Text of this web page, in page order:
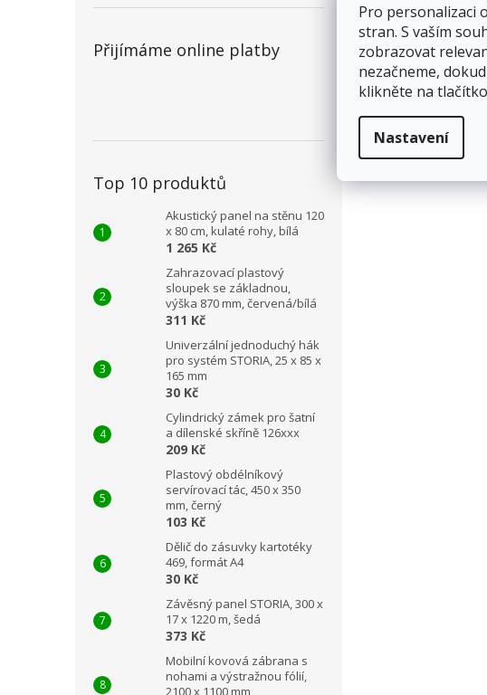
Pro personalizaci
stran. S vaším
zobrazovat
nezačneme,
klikněte na
Nastavení
Přijímáme online platby
Top 10 produktů
Akustický panel na stěnu 120
x 80 cm, kulaté rohy, bílá
1 265 Kč
Zahrazovací plastový
sloupek se základnou,
výška 870 mm, červená/bílá
311 Kč
Univerzální jednoduchý hák
pro systém STORIA, 25 x 85 x
165 mm
30 Kč
Cylindrický zámek pro šatní
a dílenské skříně 126xxx
209 Kč
Plastový obdélníkový
servírovací tác, 450 x 350
mm, černý
103 Kč
Dělič do zásuvky kartotéky
469, formát A4
30 Kč
Závěsný panel STORIA, 300 x
17 x 1220 m, šedá
373 Kč
Mobilní kovová zábrana s
nohami a výstražnou fólií,
2100 x 1100 mm